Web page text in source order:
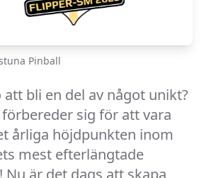
Pinball
bli en del av något unikt?
sig för att vara
årliga höjdpunkten inom
mest efterlängtade